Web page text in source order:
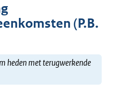
(P.B.
met terugwerkende